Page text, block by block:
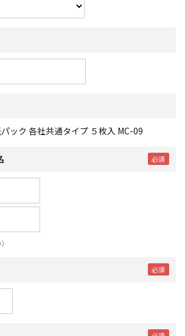
ック 各社共通タイプ ５枚入 MC-09